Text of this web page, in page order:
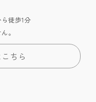
徒歩1分
。
ちら